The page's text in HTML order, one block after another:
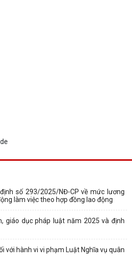
số 293/2025/NĐ-CP về mức lương
làm việc theo hợp đồng lao động
giáo dục pháp luật năm 2025 và định
với hành vi vi phạm Luật Nghĩa vụ quân